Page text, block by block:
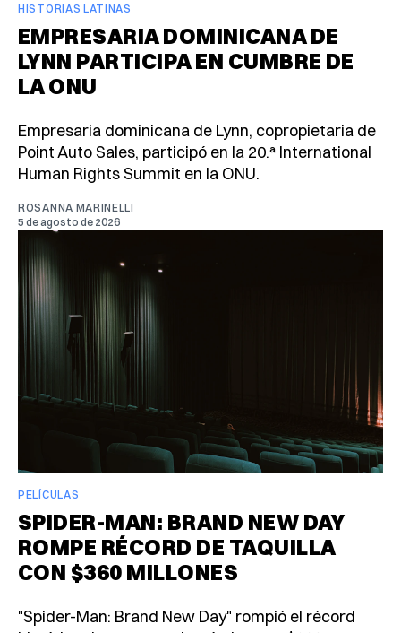
HISTORIAS LATINAS
EMPRESARIA DOMINICANA DE
LYNN PARTICIPA EN CUMBRE DE
LA ONU
Empresaria dominicana de Lynn, copropietaria de
Point Auto Sales, participó en la 20.ª International
Human Rights Summit en la ONU.
ROSANNA MARINELLI
5 de agosto de 2026
PELÍCULAS
SPIDER-MAN: BRAND NEW DAY
ROMPE RÉCORD DE TAQUILLA
CON $360 MILLONES
"Spider-Man: Brand New Day" rompió el récord